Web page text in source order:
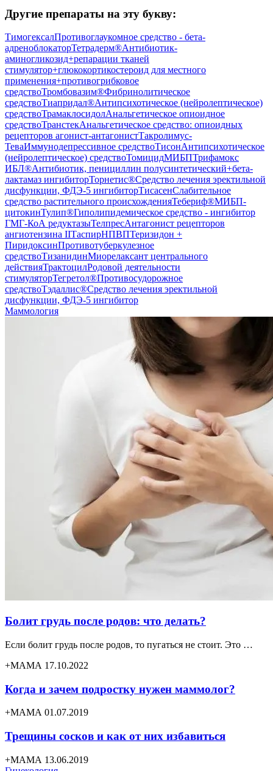
Другие препараты на эту букву:
ТимогексалПротивоглаукомное средство - бета-
адреноблокаторТетрадерм®Антибиотик-
аминогликозид+репарации тканей
стимулятор+глюкокортикостероид для местного
применения+противогрибковое
средствоТромбовазим®Фибринолитическое
средствоТиапридал®Антипсихотическое (нейролептическое)
средствоТрамаклосидолАнальгетическое опиоидное
средствоТранстекАнальгетическое средство: опиоидных
рецепторов агонист-антагонистТакролимус-
ТеваИммунодепрессивное средствоТисонАнтипсихотическое
(нейролептическое) средствоТомицидМИБПТрифамокс
ИБЛ®Антибиотик, пенициллин полусинтетический+бета-
лактамаз ингибиторТорнетис®Средство лечения эректильной
дисфункции, ФДЭ-5 ингибиторТисасенСлабительное
средство растительного происхожденияТебериф®МИБП-
цитокинТулип®Гиполипидемическое средство - ингибитор
ГМГ-КоА редуктазыТелпресАнтагонист рецепторов
ангиотензина IIТаспирНПВПТеризидон +
ПиридоксинПротивотуберкулезное
средствоТизанидинМиорелаксант центрального
действияТрактоцилРодовой деятельности
стимуляторТегретол®Противосудорожное
средствоТэдаллис®Средство лечения эректильной
дисфункции, ФДЭ-5 ингибитор
Маммология
Болит грудь после родов: что делать?
Если болит грудь после родов, то пугаться не стоит. Это …
+МАМА 17.10.2022
Когда и зачем подростку нужен маммолог?
+МАМА 01.07.2019
Трещины сосков и как от них избавиться
+МАМА 13.06.2019